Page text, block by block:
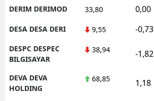
DERIM DERIMOD 33,80 0,00
DESA DESA DERI 9,55 -0,73
DESPC DESPEC
BILGISAYAR
38,94 -1,82
DEVA DEVA
HOLDING
68,85 1,18